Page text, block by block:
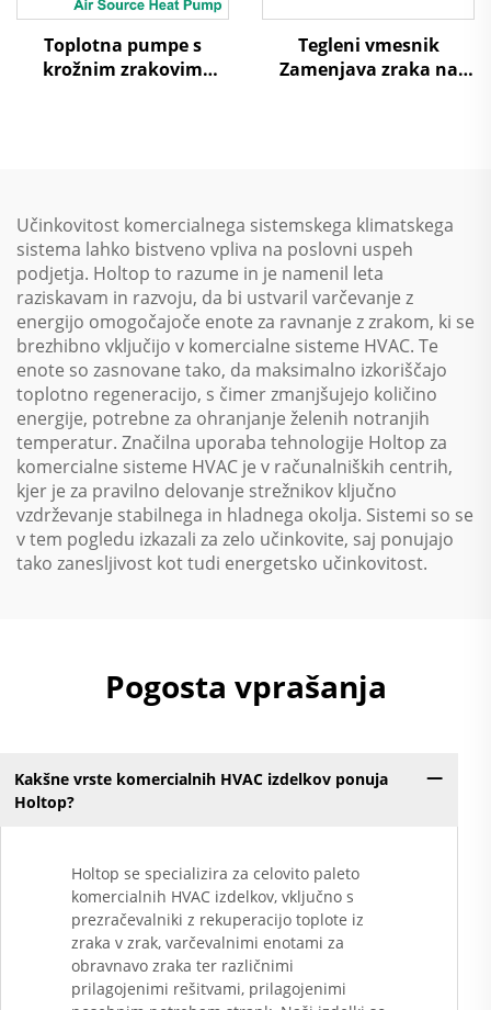
Toplotna pumpe s
krožnim zrakovim
Tegleni vmesnik
Zamenjava zraka na
Učinkovitost komercialnega sistemskega klimatskega
sistema lahko bistveno vpliva na poslovni uspeh
podjetja. Holtop to razume in je namenil leta
raziskavam in razvoju, da bi ustvaril varčevanje z
energijo omogočajoče enote za ravnanje z zrakom, ki se
brezhibno vključijo v komercialne sisteme HVAC. Te
enote so zasnovane tako, da maksimalno izkoriščajo
toplotno regeneracijo, s čimer zmanjšujejo količino
energije, potrebne za ohranjanje želenih notranjih
temperatur. Značilna uporaba tehnologije Holtop za
komercialne sisteme HVAC je v računalniških centrih,
kjer je za pravilno delovanje strežnikov ključno
vzdrževanje stabilnega in hladnega okolja. Sistemi so se
v tem pogledu izkazali za zelo učinkovite, saj ponujajo
tako zanesljivost kot tudi energetsko učinkovitost.
Pogosta vprašanja
Kakšne vrste komercialnih HVAC izdelkov ponuja
Holtop?
Holtop se specializira za celovito paleto
komercialnih HVAC izdelkov, vključno s
prezračevalniki z rekuperacijo toplote iz
zraka v zrak, varčevalnimi enotami za
obravnavo zraka ter različnimi
prilagojenimi rešitvami, prilagojenimi